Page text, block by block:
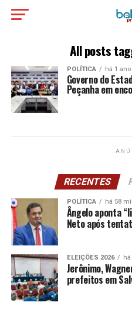
All posts
POLÍTICA há 1 ano
Governo do
Peçanha em
RECENTES
POLÍTICA há 58
Ângelo aponta
Neto após
ELEIÇÕES 2026
Jerônimo,
prefeitos em